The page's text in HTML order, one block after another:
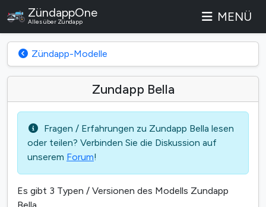
ZündappOne
Alles über Zündapp MENÜ
Zündapp-Modelle
Zundapp Bella
Fragen / Erfahrungen zu Zundapp Bella lesen
oder teilen? Verbinden Sie die Diskussion auf
unserem Forum!
Es gibt 3 Typen / Versionen des Modells Zundapp